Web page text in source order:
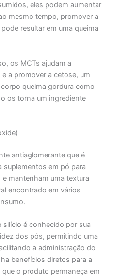
eles podem aumentar
mesmo tempo, promover a
resultar em uma queima
os MCTs ajudam a
a promover a cetose, um
queima gordura como
os torna um ingrediente
antiaglomerante que é
suplementos em pó para
mantenham uma textura
encontrado em vários
é conhecido por sua
dos pós, permitindo uma
a administração do
benefícios diretos para a
o produto permaneça em